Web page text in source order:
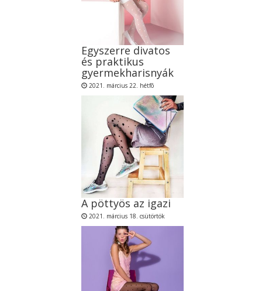
Egyszerre divatos
és praktikus
gyermekharisnyák
2021. március 22. hétfõ
A pöttyös az igazi
2021. március 18. csütörtök